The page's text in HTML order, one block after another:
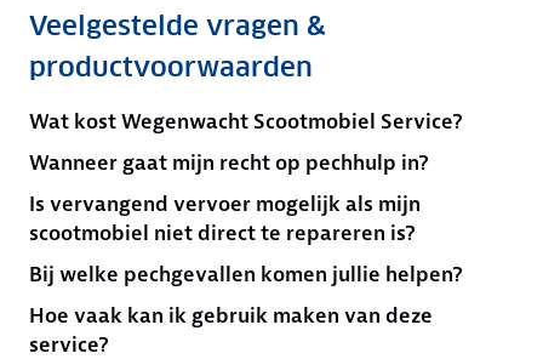
Veelgestelde vragen &
productvoorwaarden
Wat kost Wegenwacht Scootmobiel Service?
Wanneer gaat mijn recht op pechhulp in?
Is vervangend vervoer mogelijk als mijn
scootmobiel niet direct te repareren is?
Bij welke pechgevallen komen jullie helpen?
Hoe vaak kan ik gebruik maken van deze
service?